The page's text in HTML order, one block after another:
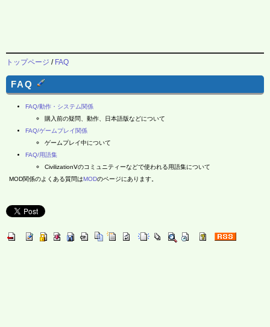
トップページ / FAQ
FAQ
FAQ/動作・システム関係
購入前の疑問、動作、日本語版などについて
FAQ/ゲームプレイ関係
ゲームプレイ中について
FAQ/用語集
CivilizationⅤのコミュニティーなどで使われる用語集について
MOD関係のよくある質問はMODのページにあります。